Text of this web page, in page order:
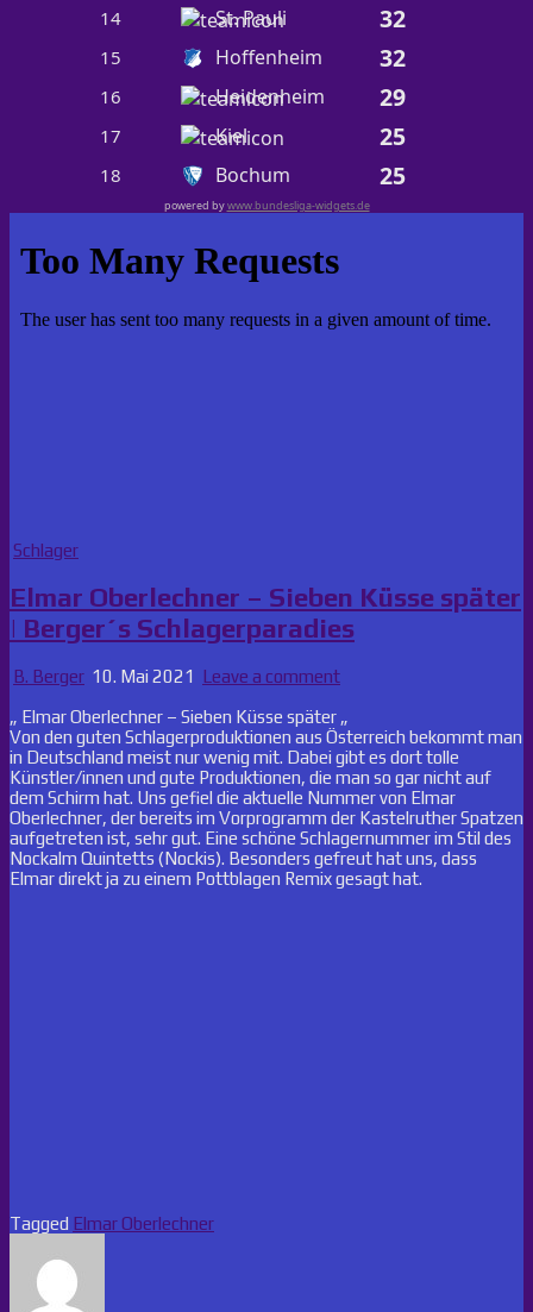
14 St. Pauli 32
15 Hoffenheim 32
16 Heidenheim 29
17 Kiel 25
18 Bochum 25
powered bywww.bundesliga-widgets.de
Posted
Schlager
Elmar Oberlechner – Sieben Küsse später
| Berger´s Schlagerparadies
B. Berger 10. Mai 2021
Leave a comment
„ Elmar Oberlechner – Sieben Küsse später „
Von den guten Schlagerproduktionen aus Österreich bekommt man
in Deutschland meist nur wenig mit. Dabei gibt es dort tolle
Künstler/innen und gute Produktionen, die man so gar nicht auf
dem Schirm hat. Uns gefiel die aktuelle Nummer von Elmar
Oberlechner, der bereits im Vorprogramm der Kastelruther Spatzen
aufgetreten ist, sehr gut. Eine schöne Schlagernummer im Stil des
Nockalm Quintetts (Nockis). Besonders gefreut hat uns, dass
Elmar direkt ja zu einem Pottblagen Remix gesagt hat.
Tagged Elmar Oberlechner